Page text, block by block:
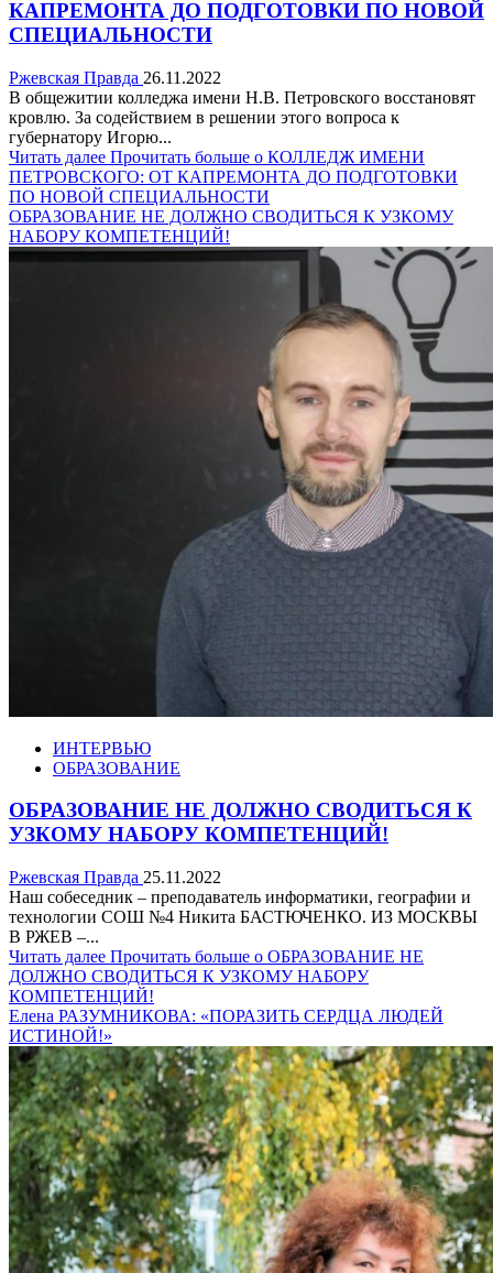
КАПРЕМОНТА ДО ПОДГОТОВКИ ПО НОВОЙ
СПЕЦИАЛЬНОСТИ
Ржевская Правда 26.11.2022
В общежитии колледжа имени Н.В. Петровского восстановят
кровлю. За содействием в решении этого вопроса к
губернатору Игорю...
Читать далее Прочитать больше о КОЛЛЕДЖ ИМЕНИ
ПЕТРОВСКОГО: ОТ КАПРЕМОНТА ДО ПОДГОТОВКИ
ПО НОВОЙ СПЕЦИАЛЬНОСТИ
ОБРАЗОВАНИЕ НЕ ДОЛЖНО СВОДИТЬСЯ К УЗКОМУ
НАБОРУ КОМПЕТЕНЦИЙ!
ИНТЕРВЬЮ
ОБРАЗОВАНИЕ
ОБРАЗОВАНИЕ НЕ ДОЛЖНО СВОДИТЬСЯ К
УЗКОМУ НАБОРУ КОМПЕТЕНЦИЙ!
Ржевская Правда 25.11.2022
Наш собеседник – преподаватель информатики, географии и
технологии СОШ №4 Никита БАСТЮЧЕНКО. ИЗ МОСКВЫ
В РЖЕВ –...
Читать далее Прочитать больше о ОБРАЗОВАНИЕ НЕ
ДОЛЖНО СВОДИТЬСЯ К УЗКОМУ НАБОРУ
КОМПЕТЕНЦИЙ!
Елена РАЗУМНИКОВА: «ПОРАЗИТЬ СЕРДЦА ЛЮДЕЙ
ИСТИНОЙ!»